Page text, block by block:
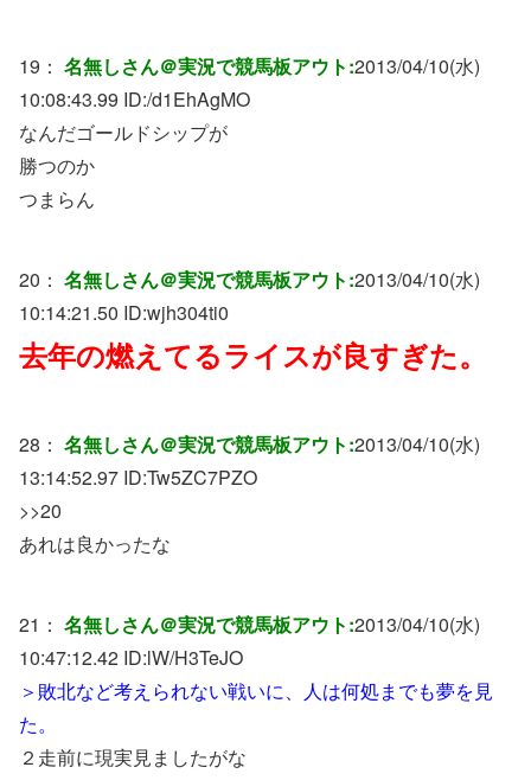
19： 名無しさん＠実況で競馬板アウト:2013/04/10(水)
10:08:43.99 ID:/d1EhAgMO
なんだゴールドシップが
勝つのか
つまらん
20： 名無しさん＠実況で競馬板アウト:2013/04/10(水)
10:14:21.50 ID:wjh304ti0
去年の燃えてるライスが良すぎた。
28： 名無しさん＠実況で競馬板アウト:2013/04/10(水)
13:14:52.97 ID:Tw5ZC7PZO
>>20
あれは良かったな
21： 名無しさん＠実況で競馬板アウト:2013/04/10(水)
10:47:12.42 ID:lW/H3TeJO
＞敗北など考えられない戦いに、人は何処までも夢を見
た。
２走前に現実見ましたがな